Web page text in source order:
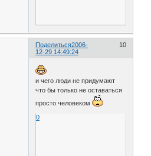
Поделиться 10
2006-
12-29 14:49:24
и чего люди не придумают
что бы только не оставаться
просто человеком
0